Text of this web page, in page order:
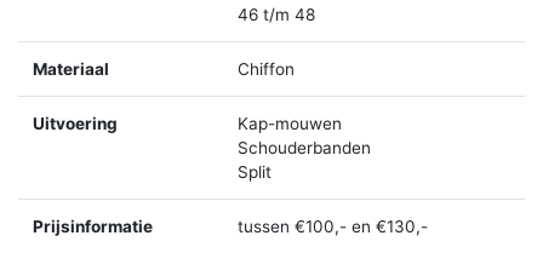
46 t/m 48
Materiaal Chiffon
Uitvoering
Kap-mouwen
Schouderbanden
Split
Prijsinformatie tussen €100,- en €130,-